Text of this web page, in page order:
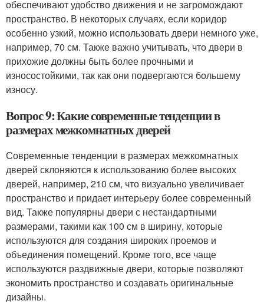
обеспечивают удобство движения и не загромождают
пространство. В некоторых случаях, если коридор
особенно узкий, можно использовать двери немного уже,
например, 70 см. Также важно учитывать, что двери в
прихожие должны быть более прочными и
износостойкими, так как они подвергаются большему
износу.
Вопрос 9: Какие современные тенденции в
размерах межкомнатных дверей
Современные тенденции в размерах межкомнатных
дверей склоняются к использованию более высоких
дверей, например, 210 см, что визуально увеличивает
пространство и придает интерьеру более современный
вид. Также популярны двери с нестандартными
размерами, такими как 100 см в ширину, которые
используются для создания широких проемов и
объединения помещений. Кроме того, все чаще
используются раздвижные двери, которые позволяют
экономить пространство и создавать оригинальные
дизайны.